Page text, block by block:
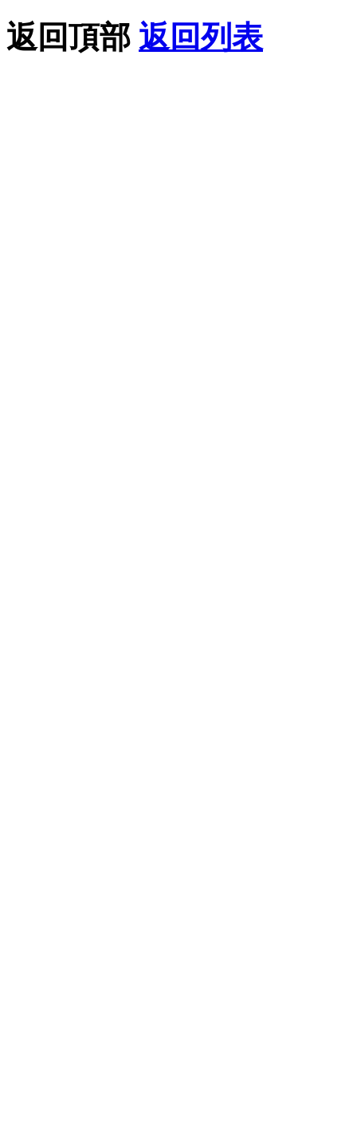
返回頂部 返回列表